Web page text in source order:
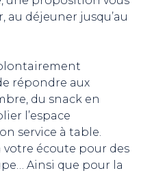
au déjeuner jusqu’au
répondre aux
du snack en
l’espace
service à table.
votre écoute pour des
Ainsi que pour la